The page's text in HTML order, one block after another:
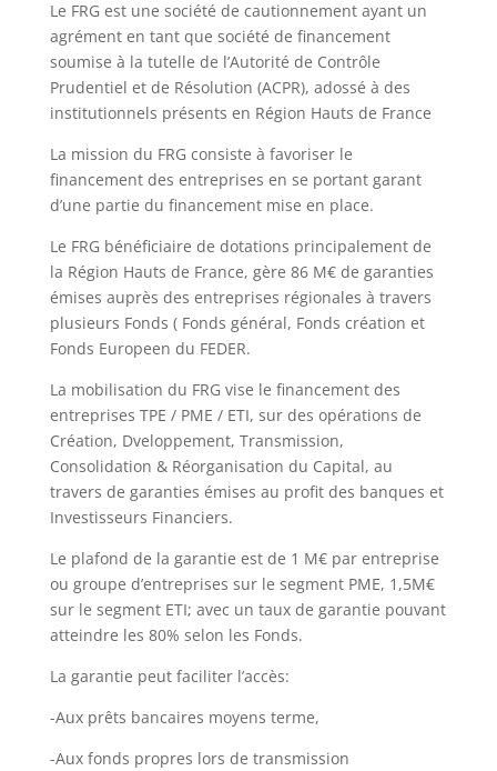
Le FRG est une société de cautionnement ayant un
agrément en tant que société de financement
soumise à la tutelle de l’Autorité de Contrôle
Prudentiel et de Résolution (ACPR), adossé à des
institutionnels présents en Région Hauts de France
La mission du FRG consiste à favoriser le
financement des entreprises en se portant garant
d’une partie du financement mise en place.
Le FRG bénéficiaire de dotations principalement de
la Région Hauts de France, gère 86 M€ de garanties
émises auprès des entreprises régionales à travers
plusieurs Fonds ( Fonds général, Fonds création et
Fonds Europeen du FEDER.
La mobilisation du FRG vise le financement des
entreprises TPE / PME / ETI, sur des opérations de
Création, Dveloppement, Transmission,
Consolidation & Réorganisation du Capital, au
travers de garanties émises au profit des banques et
Investisseurs Financiers.
Le plafond de la garantie est de 1 M€ par entreprise
ou groupe d’entreprises sur le segment PME, 1,5M€
sur le segment ETI; avec un taux de garantie pouvant
atteindre les 80% selon les Fonds.
La garantie peut faciliter l’accès:
-Aux prêts bancaires moyens terme,
-Aux fonds propres lors de transmission